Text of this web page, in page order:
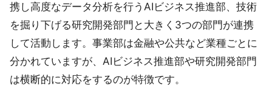
携し高度なデータ分析を行うAIビジネス推進部、技術
を掘り下げる研究開発部門と大きく3つの部門が連携
して活動します。事業部は金融や公共など業種ごとに
分かれていますが、AIビジネス推進部や研究開発部門
は横断的に対応をするのが特徴です。